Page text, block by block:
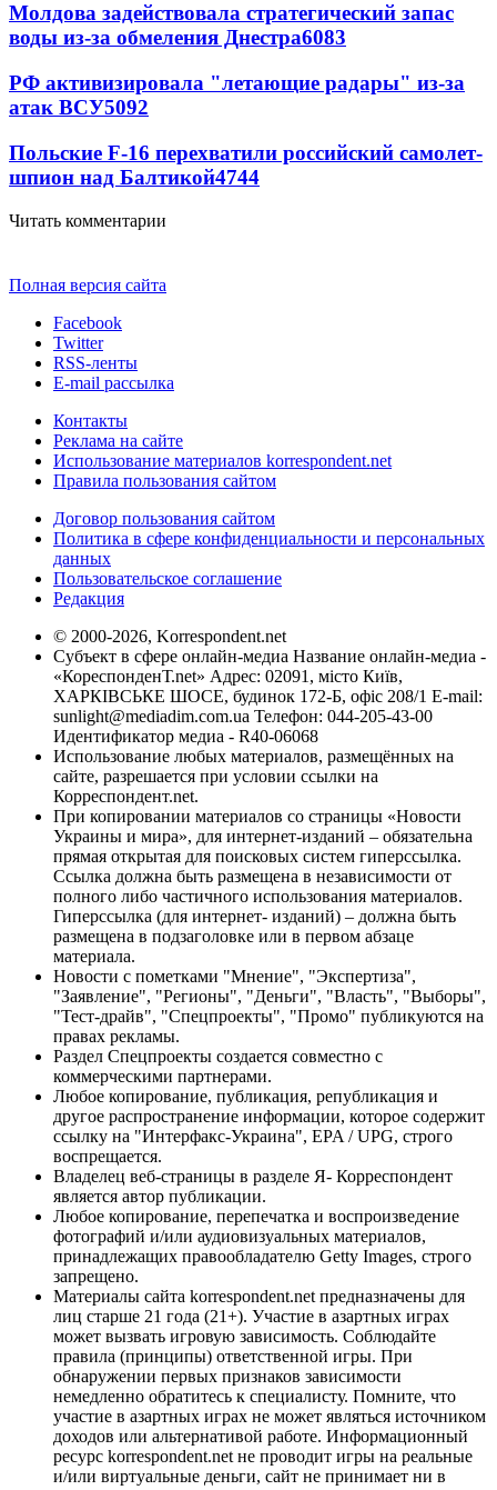
Молдова задействовала стратегический запас
воды из-за обмеления Днестра6083
РФ активизировала "летающие радары" из-за
атак ВСУ5092
Польские F-16 перехватили российский самолет-
шпион над Балтикой4744
Читать комментарии
Полная версия сайта
Facebook
Twitter
RSS-ленты
E-mail рассылка
Контакты
Реклама на сайте
Использование материалов korrespondent.net
Правила пользования сайтом
Договор пользования сайтом
Политика в сфере конфиденциальности и персональных
данных
Пользовательское соглашение
Редакция
© 2000-2026, Korrespondent.net
Субъект в сфере онлайн-медиа Название онлайн-медиа -
«КореспонденТ.net» Адрес: 02091, місто Київ,
ХАРКІВСЬКЕ ШОСЕ, будинок 172-Б, офіс 208/1 E-mail:
sunlight@mediadim.com.ua Телефон: 044-205-43-00
Идентификатор медиа - R40-06068
Использование любых материалов, размещённых на
сайте, разрешается при условии ссылки на
Корреспондент.net.
При копировании материалов со страницы «Новости
Украины и мира», для интернет-изданий – обязательна
прямая открытая для поисковых систем гиперссылка.
Ссылка должна быть размещена в независимости от
полного либо частичного использования материалов.
Гиперссылка (для интернет- изданий) – должна быть
размещена в подзаголовке или в первом абзаце
материала.
Новости с пометками "Мнение", "Экспертиза",
"Заявление", "Регионы", "Деньги", "Власть", "Выборы",
"Тест-драйв", "Спецпроекты", "Промо" публикуются на
правах рекламы.
Раздел Спецпроекты создается совместно с
коммерческими партнерами.
Любое копирование, публикация, републикация и
другое распространение информации, которое содержит
ссылку на "Интерфакс-Украина", EPA / UPG, строго
воспрещается.
Владелец веб-страницы в разделе Я- Корреспондент
является автор публикации.
Любое копирование, перепечатка и воспроизведение
фотографий и/или аудиовизуальных материалов,
принадлежащих правообладателю Getty Images, строго
запрещено.
Материалы сайта korrespondent.net предназначены для
лиц старше 21 года (21+). Участие в азартных играх
может вызвать игровую зависимость. Соблюдайте
правила (принципы) ответственной игры. При
обнаружении первых признаков зависимости
немедленно обратитесь к специалисту. Помните, что
участие в азартных играх не может являться источником
доходов или альтернативой работе. Информационный
ресурс korrespondent.net не проводит игры на реальные
и/или виртуальные деньги, сайт не принимает ни в